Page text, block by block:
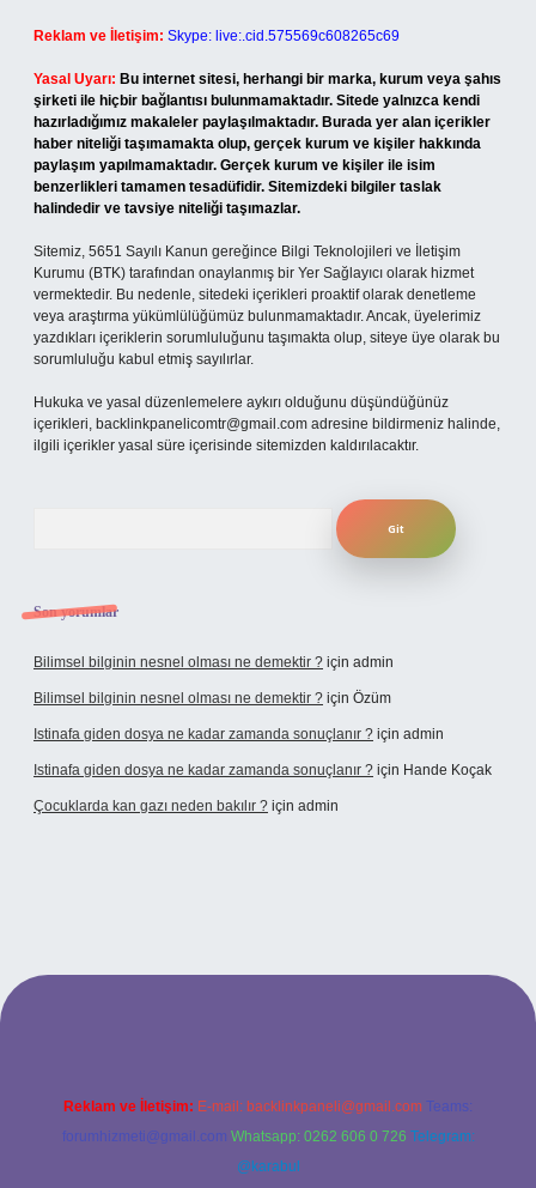
Reklam ve İletişim: Skype: live:.cid.575569c608265c69
Yasal Uyarı: Bu internet sitesi, herhangi bir marka, kurum veya şahıs
şirketi ile hiçbir bağlantısı bulunmamaktadır. Sitede yalnızca kendi
hazırladığımız makaleler paylaşılmaktadır. Burada yer alan içerikler
haber niteliği taşımamakta olup, gerçek kurum ve kişiler hakkında
paylaşım yapılmamaktadır. Gerçek kurum ve kişiler ile isim
benzerlikleri tamamen tesadüfidir. Sitemizdeki bilgiler taslak
halindedir ve tavsiye niteliği taşımazlar.
Sitemiz, 5651 Sayılı Kanun gereğince Bilgi Teknolojileri ve İletişim
Kurumu (BTK) tarafından onaylanmış bir Yer Sağlayıcı olarak hizmet
vermektedir. Bu nedenle, sitedeki içerikleri proaktif olarak denetleme
veya araştırma yükümlülüğümüz bulunmamaktadır. Ancak, üyelerimiz
yazdıkları içeriklerin sorumluluğunu taşımakta olup, siteye üye olarak bu
sorumluluğu kabul etmiş sayılırlar.
Hukuka ve yasal düzenlemelere aykırı olduğunu düşündüğünüz
içerikleri, backlinkpanelicomtr@gmail.com adresine bildirmeniz halinde,
ilgili içerikler yasal süre içerisinde sitemizden kaldırılacaktır.
Son yorumlar
Bilimsel bilginin nesnel olması ne demektir ? için admin
Bilimsel bilginin nesnel olması ne demektir ? için Özüm
Istinafa giden dosya ne kadar zamanda sonuçlanır ? için admin
Istinafa giden dosya ne kadar zamanda sonuçlanır ? için Hande Koçak
Çocuklarda kan gazı neden bakılır ? için admin
Reklam ve İletişim: E-mail: backlinkpaneli@gmail.com Teams:
forumhizmeti@gmail.com Whatsapp: 0262 606 0 726 Telegram:
@karabul